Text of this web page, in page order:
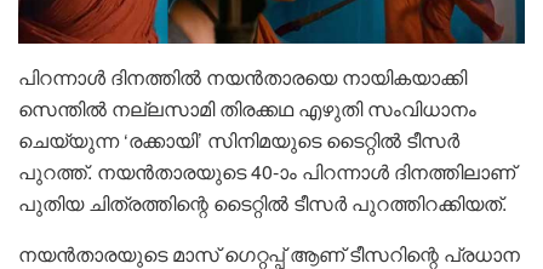
പിറന്നാൾ ദിനത്തിൽ നയൻ‍‍‍‍‍താരയെ നായികയാക്കി
സെന്തിൽ നല്ലസാമി തിരക്കഥ എഴുതി സംവിധാനം
ചെയ്യുന്ന ‘രക്കായി’ സിനിമയുടെ ടൈറ്റിൽ ടീസർ
പുറത്ത്. നയൻതാരയുടെ 40-ാം പിറന്നാൾ ദിനത്തിലാണ്
പുതിയ ചിത്രത്തിന്റെ ടൈറ്റിൽ ടീസർ പുറത്തിറക്കിയത്.
നയൻതാരയുടെ മാസ് ഗെറ്റപ്പ് ആണ് ടീസറിന്റെ പ്രധാന